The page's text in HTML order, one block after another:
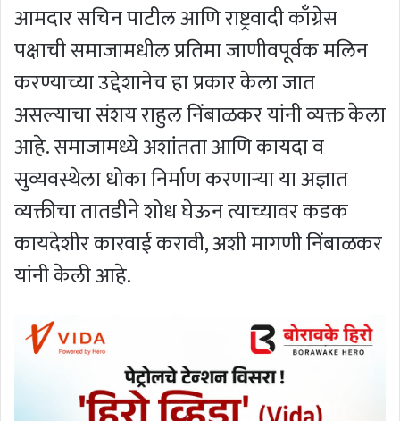
आमदार सचिन पाटील आणि राष्ट्रवादी काँग्रेस
पक्षाची समाजामधील प्रतिमा जाणीवपूर्वक मलिन
करण्याच्या उद्देशानेच हा प्रकार केला जात
असल्याचा संशय राहुल निंबाळकर यांनी व्यक्त केला
आहे. समाजामध्ये अशांतता आणि कायदा व
सुव्यवस्थेला धोका निर्माण करणाऱ्या या अज्ञात
व्यक्तीचा तातडीने शोध घेऊन त्याच्यावर कडक
कायदेशीर कारवाई करावी, अशी मागणी निंबाळकर
यांनी केली आहे.